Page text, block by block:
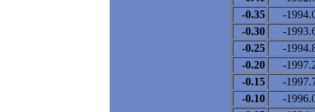
-0.35
-
-0.30
-
-0.25
-
-0.20
-
-0.15
-
-0.10
-